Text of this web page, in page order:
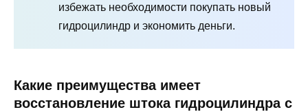
избежать необходимости покупать новый
гидроцилиндр и экономить деньги.
Какие преимущества имеет
восстановление штока гидроцилиндра с